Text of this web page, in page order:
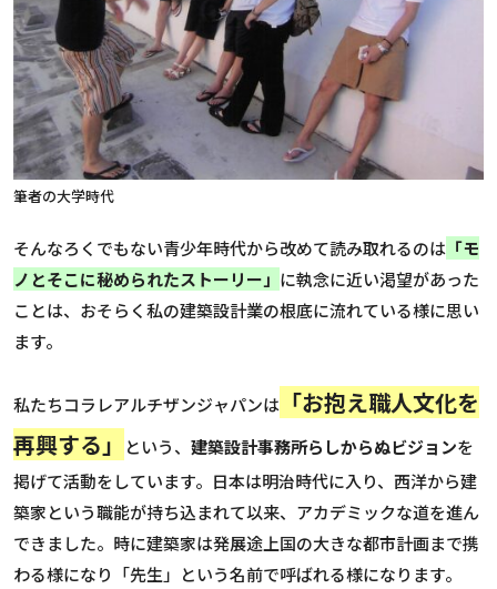
筆者の大学時代
そんなろくでもない青少年時代から改めて読み取れるのは 「モ
ノとそこに秘められたストーリー」 に執念に近い渇望があった
ことは、おそらく私の建築設計業の根底に流れている様に思い
ます。
私たちコラレアルチザンジャパンは 「お抱え職人文化を
再興する」
という、 建築設計事務所らしからぬビジョンを
掲げて活動をしています。日本は明治時代に入り、西洋から建
築家という職能が持ち込まれて以来、アカデミックな道を進ん
できました。時に建築家は発展途上国の大きな都市計画まで携
わる様になり「先生」という名前で呼ばれる様になります。